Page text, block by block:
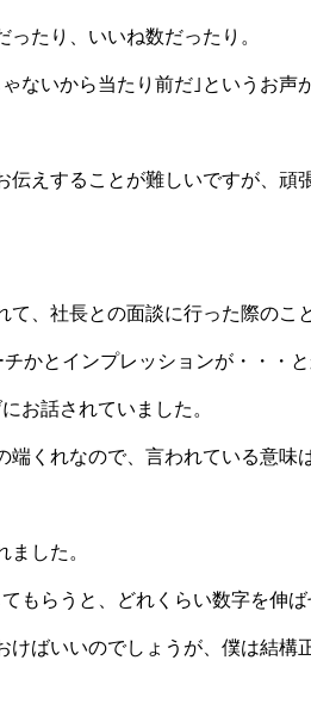
たり、いいね数だったり。
ないから当たり前だ｣というお
伝えすることが難しいですが、頑
て、社長との面談に行った際のこと
かとインプレッションが・・・
お話されていました。
端くれなので、言われている意
ました。
もらうと、どれくらい数字を伸ば
けばいいのでしょうが、僕は結構